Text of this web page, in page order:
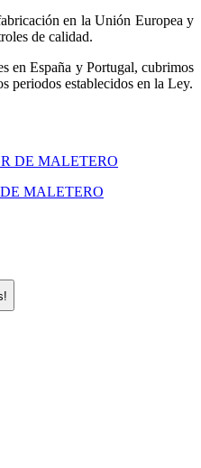
en la Unión Europea y
de calidad.
en España y Portugal, cubrimos
periodos establecidos en la Ley.
MALETERO